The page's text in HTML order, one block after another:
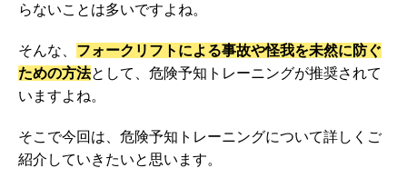
らないことは多いですよね。
そんな、 フォークリフトによる事故や怪我を未然に防ぐ
ための方法として、危険予知トレーニングが推奨されて
いますよね。
そこで今回は、危険予知トレーニングについて詳しくご
紹介していきたいと思います。